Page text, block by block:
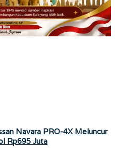
Navara PRO-4X Meluncur
Rp695 Juta